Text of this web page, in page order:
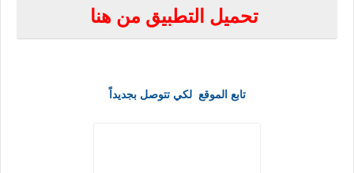
تحميل التطبيق من هنا
تابع الموقع لكي تتوصل بجديداً